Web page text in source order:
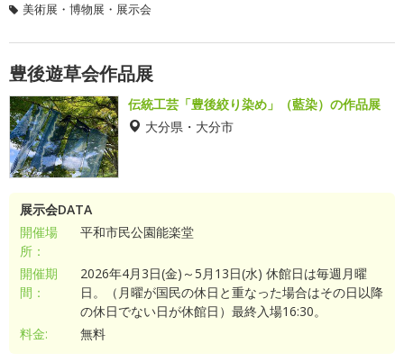
美術展・博物展・展示会
豊後遊草会作品展
伝統工芸「豊後絞り染め」（藍染）の作品展
大分県・大分市
展示会DATA
開催場
所：
平和市民公園能楽堂
開催期
間：
2026年4月3日(金)～5月13日(水) 休館日は毎週月曜
日。（月曜が国民の休日と重なった場合はその日以降
の休日でない日が休館日）最終入場16:30。
料金:
無料